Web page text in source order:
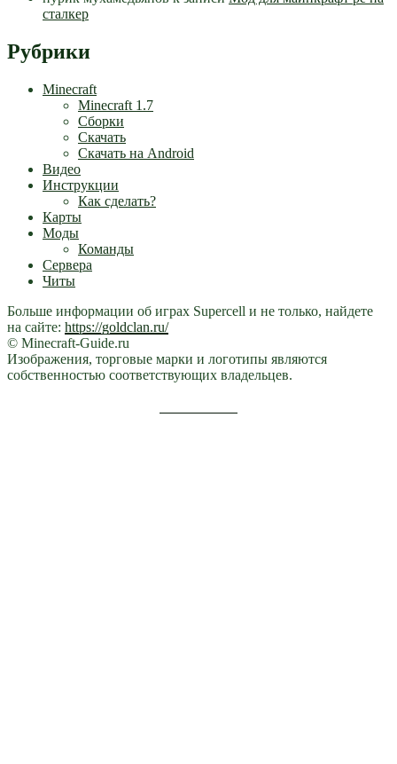
сталкер
Рубрики
Minecraft
Minecraft 1.7
Сборки
Скачать
Скачать на Android
Видео
Инструкции
Как сделать?
Карты
Моды
Команды
Сервера
Читы
Больше информации об играх Supercell и не только, найдете
на сайте: https://goldclan.ru/
© Minecraft-Guide.ru
Изображения, торговые марки и логотипы являются
собственностью соответствующих владельцев.